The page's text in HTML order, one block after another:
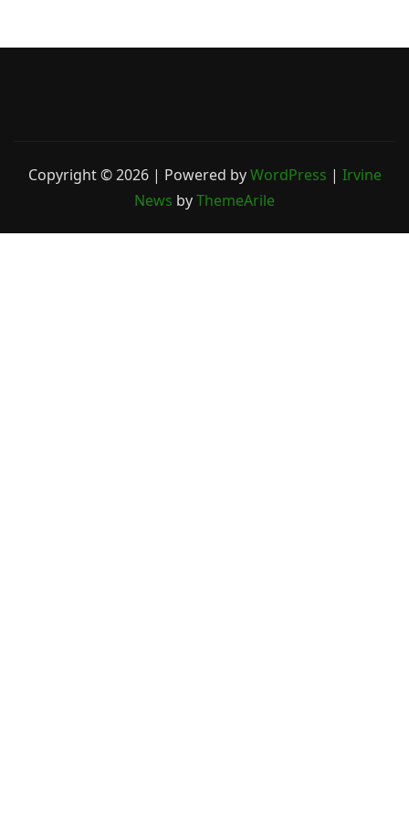
Copyright © 2026 | Powered byWordPress | Irvine
News byThemeArile